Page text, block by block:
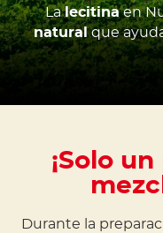
Lalecitinaen
naturalque
¡Solo
Durante la